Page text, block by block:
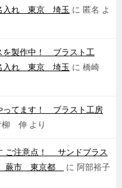
入れ 東京 埼玉 に 匿名 よ
を製作中！ ブラスト工
入れ 東京 埼玉 に 橋崎
ってます！ ブラスト工房
柳 伸 より
ご注意点！ サンドブラス
蕨市 東京都
に 阿部裕子